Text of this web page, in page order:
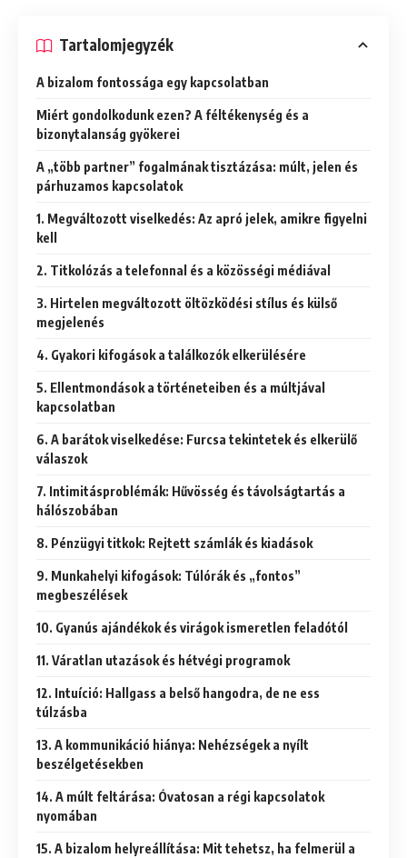
Tartalomjegyzék
A bizalom fontossága egy kapcsolatban
Miért gondolkodunk ezen? A féltékenység és a
bizonytalanság gyökerei
A „több partner” fogalmának tisztázása: múlt, jelen és
párhuzamos kapcsolatok
1. Megváltozott viselkedés: Az apró jelek, amikre figyelni
kell
2. Titkolózás a telefonnal és a közösségi médiával
3. Hirtelen megváltozott öltözködési stílus és külső
megjelenés
4. Gyakori kifogások a találkozók elkerülésére
5. Ellentmondások a történeteiben és a múltjával
kapcsolatban
6. A barátok viselkedése: Furcsa tekintetek és elkerülő
válaszok
7. Intimitásproblémák: Hűvösség és távolságtartás a
hálószobában
8. Pénzügyi titkok: Rejtett számlák és kiadások
9. Munkahelyi kifogások: Túlórák és „fontos”
megbeszélések
10. Gyanús ajándékok és virágok ismeretlen feladótól
11. Váratlan utazások és hétvégi programok
12. Intuíció: Hallgass a belső hangodra, de ne ess
túlzásba
13. A kommunikáció hiánya: Nehézségek a nyílt
beszélgetésekben
14. A múlt feltárása: Óvatosan a régi kapcsolatok
nyomában
15. A bizalom helyreállítása: Mit tehetsz, ha felmerül a